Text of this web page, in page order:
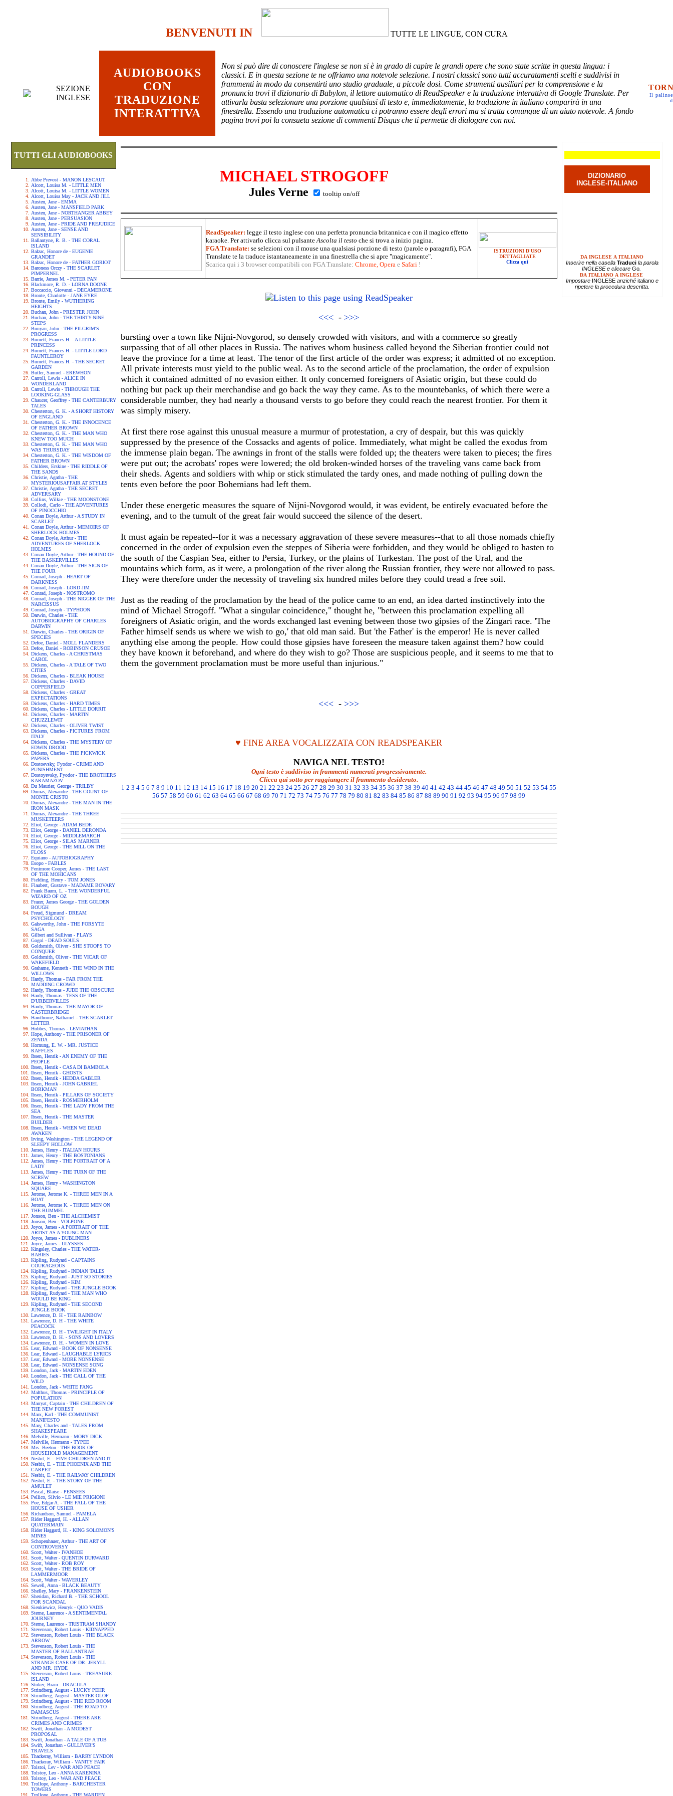
BENVENUTI IN TUTTE LE LINGUE, CON CURA
SEZIONE
INGLESE
AUDIOBOOKS
CON
TRADUZIONE
INTERATTIVA
Non si può dire di conoscere l'inglese se non si è in grado di capire le grandi opere che sono state scritte in questa lingua: i
classici. E in questa sezione te ne offriamo una notevole selezione. I nostri classici sono tutti accuratamenti scelti e suddivisi in
frammenti in modo da consentirti uno studio graduale, a piccole dosi. Come strumenti ausiliari per la comprensione e la
pronuncia trovi il dizionario di Babylon, il lettore automatico di ReadSpeaker e la traduzione interattiva di Google Translate. Per
attivarla basta selezionare una porzione qualsiasi di testo e, immediatamente, la traduzione in italiano comparirà in una
finestrella. Essendo una traduzione automatica ci potranno essere degli errori ma si tratta comunque di un aiuto notevole. A fondo
pagina trovi poi la consueta sezione di commenti Disqus che ti permette di dialogare con noi.
Il
TUTTI GLI AUDIOBOOKS
Abbe Prevost - MANON LESCAUT
Alcott, Louisa M. - LITTLE MEN
Alcott, Louisa M. - LITTLE WOMEN
Alcott, Louisa May - JACK AND JILL
Austen, Jane - EMMA
Austen, Jane - MANSFIELD PARK
Austen, Jane - NORTHANGER ABBEY
Austen, Jane - PERSUASION
Austen, Jane - PRIDE AND PREJUDICE
Austen, Jane - SENSE AND
SENSIBILITY
Ballantyne, R. B. - THE CORAL
ISLAND
Balzac, Honore de - EUGENIE
GRANDET
Balzac, Honore de - FATHER GORIOT
Baroness Orczy - THE SCARLET
PIMPERNEL
Barrie, James M. - PETER PAN
Blackmore, R. D. - LORNA DOONE
Boccaccio, Giovanni - DECAMERONE
Bronte, Charlotte - JANE EYRE
Bronte, Emily - WUTHERING
HEIGHTS
Buchan, John - PRESTER JOHN
Buchan, John - THE THIRTY-NINE
STEPS
Bunyan, John - THE PILGRIM'S
PROGRESS
Burnett, Frances H. - A LITTLE
PRINCESS
Burnett, Frances H. - LITTLE LORD
FAUNTLEROY
Burnett, Frances H. - THE SECRET
GARDEN
Butler, Samuel - EREWHON
Carroll, Lewis - ALICE IN
WONDERLAND
Carroll, Lewis - THROUGH THE
LOOKING-GLASS
Chaucer, Geoffrey - THE CANTERBURY
TALES
Chesterton, G. K. - A SHORT HISTORY
OF ENGLAND
Chesterton, G. K. - THE INNOCENCE
OF FATHER BROWN
Chesterton, G. K. - THE MAN WHO
KNEW TOO MUCH
Chesterton, G. K. - THE MAN WHO
WAS THURSDAY
Chesterton, G. K. - THE WISDOM OF
FATHER BROWN
Childers, Erskine - THE RIDDLE OF
THE SANDS
Christie, Agatha - THE
MYSTERIOUSAFFAIR AT STYLES
Christie, Agatha - THE SECRET
ADVERSARY
Collins, Wilkie - THE MOONSTONE
Collodi, Carlo - THE ADVENTURES
OF PINOCCHIO
Conan Doyle, Arthur - A STUDY IN
SCARLET
Conan Doyle, Arthur - MEMOIRS OF
SHERLOCK HOLMES
Conan Doyle, Arthur - THE
ADVENTURES OF SHERLOCK
HOLMES
Conan Doyle, Arthur - THE HOUND OF
THE BASKERVILLES
Conan Doyle, Arthur - THE SIGN OF
THE FOUR
Conrad, Joseph - HEART OF
DARKNESS
Conrad, Joseph - LORD JIM
Conrad, Joseph - NOSTROMO
Conrad, Joseph - THE NIGGER OF THE
NARCISSUS
Conrad, Joseph - TYPHOON
Darwin, Charles - THE
AUTOBIOGRAPHY OF CHARLES
DARWIN
Darwin, Charles - THE ORIGIN OF
SPECIES
Defoe, Daniel - MOLL FLANDERS
Defoe, Daniel - ROBINSON CRUSOE
Dickens, Charles - A CHRISTMAS
CAROL
Dickens, Charles - A TALE OF TWO
CITIES
Dickens, Charles - BLEAK HOUSE
Dickens, Charles - DAVID
COPPERFIELD
Dickens, Charles - GREAT
EXPECTATIONS
Dickens, Charles - HARD TIMES
Dickens, Charles - LITTLE DORRIT
Dickens, Charles - MARTIN
CHUZZLEWIT
Dickens, Charles - OLIVER TWIST
Dickens, Charles - PICTURES FROM
ITALY
Dickens, Charles - THE MYSTERY OF
EDWIN DROOD
Dickens, Charles - THE PICKWICK
PAPERS
Dostoevsky, Fyodor - CRIME AND
PUNISHMENT
Dostoyevsky, Fyodor - THE BROTHERS
KARAMAZOV
Du Maurier, George - TRILBY
Dumas, Alexandre - THE COUNT OF
MONTE CRISTO
Dumas, Alexandre - THE MAN IN THE
IRON MASK
Dumas, Alexandre - THE THREE
MUSKETEERS
Eliot, George - ADAM BEDE
Eliot, George - DANIEL DERONDA
Eliot, George - MIDDLEMARCH
Eliot, George - SILAS MARNER
Eliot, George - THE MILL ON THE
FLOSS
Equiano - AUTOBIOGRAPHY
Esopo - FABLES
Fenimore Cooper, James - THE LAST
OF THE MOHICANS
Fielding, Henry - TOM JONES
Flaubert, Gustave - MADAME BOVARY
Frank Baum, L. - THE WONDERFUL
WIZARD OF OZ
Frazer, James George - THE GOLDEN
BOUGH
Freud, Sigmund - DREAM
PSYCHOLOGY
Galsworthy, John - THE FORSYTE
SAGA
Gilbert and Sullivan - PLAYS
Gogol - DEAD SOULS
Goldsmith, Oliver - SHE STOOPS TO
CONQUER
Goldsmith, Oliver - THE VICAR OF
WAKEFIELD
Grahame, Kenneth - THE WIND IN THE
WILLOWS
Hardy, Thomas - FAR FROM THE
MADDING CROWD
Hardy, Thomas - JUDE THE OBSCURE
Hardy, Thomas - TESS OF THE
D'URBERVILLES
Hardy, Thomas - THE MAYOR OF
CASTERBRIDGE
Hawthorne, Nathaniel - THE SCARLET
LETTER
Hobbes, Thomas - LEVIATHAN
Hope, Anthony - THE PRISONER OF
ZENDA
Hornung, E. W. - MR. JUSTICE
RAFFLES
Ibsen, Henrik - AN ENEMY OF THE
PEOPLE
Ibsen, Henrik - CASA DI BAMBOLA
Ibsen, Henrik - GHOSTS
Ibsen, Henrik - HEDDA GABLER
Ibsen, Henrik - JOHN GABRIEL
BORKMAN
Ibsen, Henrik - PILLARS OF SOCIETY
Ibsen, Henrik - ROSMERHOLM
Ibsen, Henrik - THE LADY FROM THE
SEA
Ibsen, Henrik - THE MASTER
BUILDER
Ibsen, Henrik - WHEN WE DEAD
AWAKEN
Irving, Washington - THE LEGEND OF
SLEEPY HOLLOW
James, Henry - ITALIAN HOURS
James, Henry - THE BOSTONIANS
James, Henry - THE PORTRAIT OF A
LADY
James, Henry - THE TURN OF THE
SCREW
James, Henry - WASHINGTON
SQUARE
Jerome, Jerome K. - THREE MEN IN A
BOAT
Jerome, Jerome K. - THREE MEN ON
THE BUMMEL
Jonson, Ben - THE ALCHEMIST
Jonson, Ben - VOLPONE
Joyce, James - A PORTRAIT OF THE
ARTIST AS A YOUNG MAN
Joyce, James - DUBLINERS
Joyce, James - ULYSSES
Kingsley, Charles - THE WATER-
BABIES
Kipling, Rudyard - CAPTAINS
COURAGEOUS
Kipling, Rudyard - INDIAN TALES
Kipling, Rudyard - JUST SO STORIES
Kipling, Rudyard - KIM
Kipling, Rudyard - THE JUNGLE BOOK
Kipling, Rudyard - THE MAN WHO
WOULD BE KING
Kipling, Rudyard - THE SECOND
JUNGLE BOOK
Lawrence, D. H - THE RAINBOW
Lawrence, D. H - THE WHITE
PEACOCK
Lawrence, D. H - TWILIGHT IN ITALY
Lawrence, D. H. - SONS AND LOVERS
Lawrence, D. H. - WOMEN IN LOVE
Lear, Edward - BOOK OF NONSENSE
Lear, Edward - LAUGHABLE LYRICS
Lear, Edward - MORE NONSENSE
Lear, Edward - NONSENSE SONG
London, Jack - MARTIN EDEN
London, Jack - THE CALL OF THE
WILD
London, Jack - WHITE FANG
Malthus, Thomas - PRINCIPLE OF
POPULATION
Marryat, Captain - THE CHILDREN OF
THE NEW FOREST
Marx, Karl - THE COMMUNIST
MANIFESTO
Mary, Charles and - TALES FROM
SHAKESPEARE
Melville, Hermann - MOBY DICK
Melville, Hermann - TYPEE
Mrs. Beeton - THE BOOK OF
HOUSEHOLD MANAGEMENT
Nesbit, E. - FIVE CHILDREN AND IT
Nesbit, E. - THE PHOENIX AND THE
CARPET
Nesbit, E. - THE RAILWAY CHILDREN
Nesbit, E. - THE STORY OF THE
AMULET
Pascal, Blaise - PENSEES
Pellico, Silvio - LE MIE PRIGIONI
Poe, Edgar A. - THE FALL OF THE
HOUSE OF USHER
Richardson, Samuel - PAMELA
Rider Haggard, H. - ALLAN
QUATERMAIN
Rider Haggard, H. - KING SOLOMON'S
MINES
Schopenhauer, Arthur - THE ART OF
CONTROVERSY
Scott, Walter - IVANHOE
Scott, Walter - QUENTIN DURWARD
Scott, Walter - ROB ROY
Scott, Walter - THE BRIDE OF
LAMMERMOOR
Scott, Walter - WAVERLEY
Sewell, Anna - BLACK BEAUTY
Shelley, Mary - FRANKENSTEIN
Sheridan, Richard B. - THE SCHOOL
FOR SCANDAL
Sienkiewicz, Henryk - QUO VADIS
Sterne, Laurence - A SENTIMENTAL
JOURNEY
Sterne, Laurence - TRISTRAM SHANDY
Stevenson, Robert Louis - KIDNAPPED
Stevenson, Robert Louis - THE BLACK
ARROW
Stevenson, Robert Louis - THE
MASTER OF BALLANTRAE
Stevenson, Robert Louis - THE
STRANGE CASE OF DR. JEKYLL
AND MR. HYDE
Stevenson, Robert Louis - TREASURE
ISLAND
Stoker, Bram - DRACULA
Strindberg, August - LUCKY PEHR
Strindberg, August - MASTER OLOF
Strindberg, August - THE RED ROOM
Strindberg, August - THE ROAD TO
DAMASCUS
Strindberg, August - THERE ARE
CRIMES AND CRIMES
Swift, Jonathan - A MODEST
PROPOSAL
Swift, Jonathan - A TALE OF A TUB
Swift, Jonathan - GULLIVER'S
TRAVELS
Thackeray, William - BARRY LYNDON
Thackeray, William - VANITY FAIR
Tolstoi, Lev - WAR AND PEACE
Tolstoy, Leo - ANNA KARENINA
Tolstoy, Leo - WAR AND PEACE
Trollope, Anthony - BARCHESTER
TOWERS
Trollope, Anthony - THE WARDEN
MICHAEL STROGOFF
Jules Verne tooltip on/off
ReadSpeaker: legge il testo inglese con una perfetta pronuncia britannica e con il magico effetto
karaoke. Per attivarlo clicca sul pulsanteAscolta il testo che si trova a inizio pagina.
FGA Translate: se selezioni con il mouse una qualsiasi porzione di testo (parole o paragrafi), FGA
Translate te la traduce istantaneamente in una finestrella che si apre "magicamente".
Scarica qui i 3 browser compatibili con FGA Translate: Chrome, Operae Safari !
ISTRUZIONI D'USO
DETTAGLIATE
Clicca qui
<<< - >>>
bursting over a town like Nijni-Novgorod, so densely crowded with visitors, and with a commerce so greatly
surpassing that of all other places in Russia. The natives whom business called beyond the Siberian frontier could not
leave the province for a time at least. The tenor of the first article of the order was express; it admitted of no exception.
All private interests must yield to the public weal. As to the second article of the proclamation, the order of expulsion
which it contained admitted of no evasion either. It only concerned foreigners of Asiatic origin, but these could do
nothing but pack up their merchandise and go back the way they came. As to the mountebanks, of which there were a
considerable number, they had nearly a thousand versts to go before they could reach the nearest frontier. For them it
was simply misery.
At first there rose against this unusual measure a murmur of protestation, a cry of despair, but this was quickly
suppressed by the presence of the Cossacks and agents of police. Immediately, what might be called the exodus from
the immense plain began. The awnings in front of the stalls were folded up; the theaters were taken to pieces; the fires
were put out; the acrobats' ropes were lowered; the old broken-winded horses of the traveling vans came back from
their sheds. Agents and soldiers with whip or stick stimulated the tardy ones, and made nothing of pulling down the
tents even before the poor Bohemians had left them.
Under these energetic measures the square of Nijni-Novgorod would, it was evident, be entirely evacuated before the
evening, and to the tumult of the great fair would succeed the silence of the desert.
It must again be repeated--for it was a necessary aggravation of these severe measures--that to all those nomads chiefly
concerned in the order of expulsion even the steppes of Siberia were forbidden, and they would be obliged to hasten to
the south of the Caspian Sea, either to Persia, Turkey, or the plains of Turkestan. The post of the Ural, and the
mountains which form, as it were, a prolongation of the river along the Russian frontier, they were not allowed to pass.
They were therefore under the necessity of traveling six hundred miles before they could tread a free soil.
Just as the reading of the proclamation by the head of the police came to an end, an idea darted instinctively into the
mind of Michael Strogoff. "What a singular coincidence," thought he, "between this proclamation expelling all
foreigners of Asiatic origin, and the words exchanged last evening between those two gipsies of the Zingari race. 'The
Father himself sends us where we wish to go,' that old man said. But 'the Father' is the emperor! He is never called
anything else among the people. How could those gipsies have foreseen the measure taken against them? how could
they have known it beforehand, and where do they wish to go? Those are suspicious people, and it seems to me that to
them the government proclamation must be more useful than injurious."
<<< - >>>
♥ FINE AREA VOCALIZZATA CON READSPEAKER
NAVIGA NEL TESTO!
Ogni testo è suddiviso in frammenti numerati progressivamente.
Clicca qui sotto per raggiungere il frammento desiderato.
1 2 3 4 5 6 7 8 9 10 11 12 13 14 15 16 17 18 19 20 21 22 23 24 25 26 27 28 29 30 31 32 33 34 35 36 37 38 39 40 41 42 43 44 45 46 47 48 49 50 51 52 53 54 55
56 57 58 59 60 61 62 63 64 65 66 67 68 69 70 71 72 73 74 75 76 77 78 79 80 81 82 83 84 85 86 87 88 89 90 91 92 93 94 95 96 97 98 99
DIZIONARIO
INGLESE-ITALIANO
DA INGLESE A ITALIANO
Inserire nella casella Traducila parola
INGLESE e cliccare Go.
DA ITALIANO A INGLESE
Impostare INGLESEanziché italianoe
ripetere la procedura descritta.